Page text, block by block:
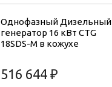
Однофазный Дизельный
генератор 16 кВт CTG
18SDS-M в кожухе
516 644 ₽